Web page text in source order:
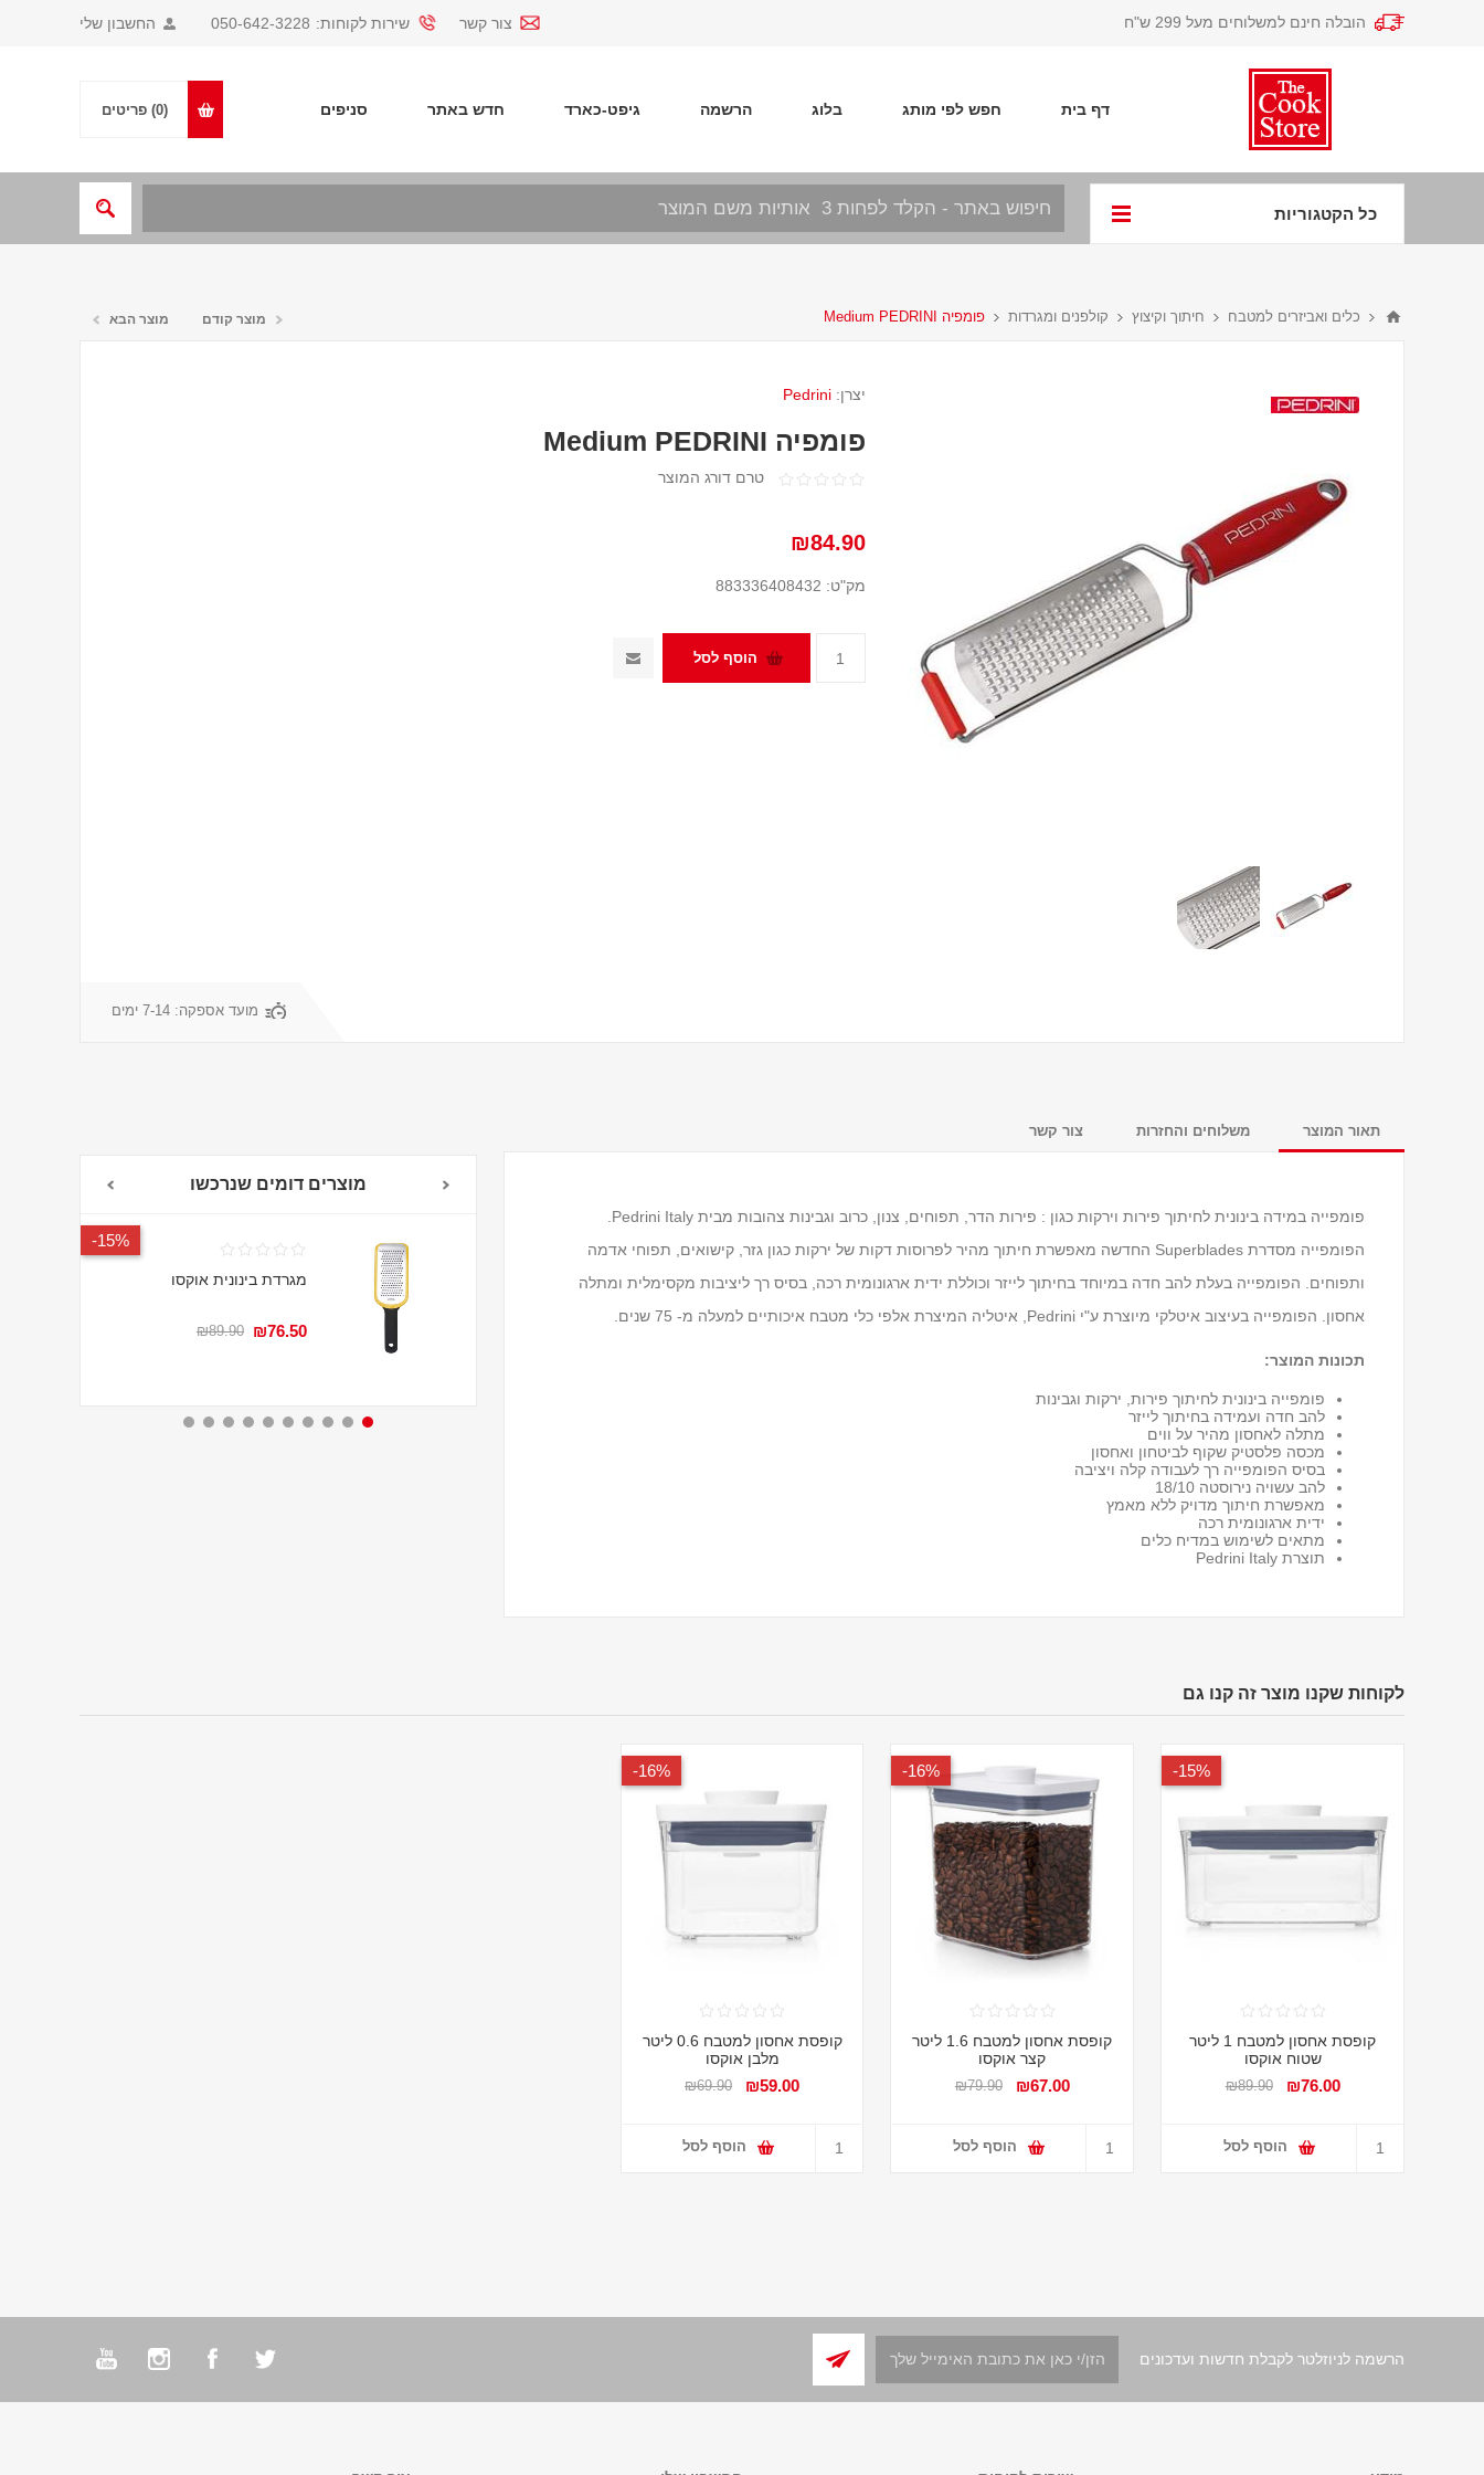
החשבון שלי צור קשר שירות לקוחות: 050-642-3228 הובלה חינם למשלוחים מעל 299 ש"ח
דף בית חפש לפי מותג בלוג הרשמה גיפט-כארד חדש באתר סניפים (0) פריטים
כל הקטגוריות
כלים ואביזרים למטבח חיתוך וקיצוץ קולפנים ומגרדות פומפיה Medium PEDRINI מוצר קודם מוצר הבא
יצרן: Pedrini
פומפיה Medium PEDRINI
טרם דורג המוצר
₪84.90
מק"ט: 883336408432
מועד אספקה: 7-14 ימים
תאור המוצר משלוחים והחזרות צור קשר
הפומפייה מסדרת Superblades החדשה מאפשרת חיתוך מהיר לפרוסות דקות של ירקות כגון גזר, קישואים, תפוחי אדמה
ותפוחים. הפומפייה בעלת להב חדה במיוחד בחיתוך לייזר וכוללת ידית ארגונומית רכה, בסיס רך ליציבות מקסימלית ומתלה
אחסון. הפומפייה בעיצוב איטלקי מיוצרת ע"י Pedrini, איטליה המיצרת אלפי כלי מטבח איכותיים למעלה מ- 75 שנים.
תכונות המוצר:
פומפייה בינונית לחיתוך פירות, ירקות וגבינות
להב חדה ועמידה בחיתוך לייזר
מתלה לאחסון מהיר על ווים
מכסה פלסטיק שקוף לביטחון ואחסון
בסיס הפומפייה רך לעבודה קלה ויציבה
להב עשויה נירוסטה 18/10
מאפשרת חיתוך מדויק ללא מאמץ
ידית ארגונומית רכה
מתאים לשימוש במדיח כלים
תוצרת Pedrini Italy
מוצרים דומים שנרכשו
מעמד לכוסות חד פעמיים
15%-
מגרדת בינונית אוקסו
₪76.50
₪89.90
לקוחות שקנו מוצר זה קנו גם
15%-
קופסת אחסון למטבח 1 ליטר
שטוח אוקסו
₪76.00
₪89.90
הוסף לסל
16%-
קופסת אחסון למטבח 1.6 ליטר
קצר אוקסו
₪67.00
₪79.90
הוסף לסל
16%-
קופסת אחסון למטבח 0.6 ליטר
מלבן אוקסו
₪59.00
₪69.90
הוסף לסל
הרשמה לניוזלטר לקבלת חדשות ועדכונים